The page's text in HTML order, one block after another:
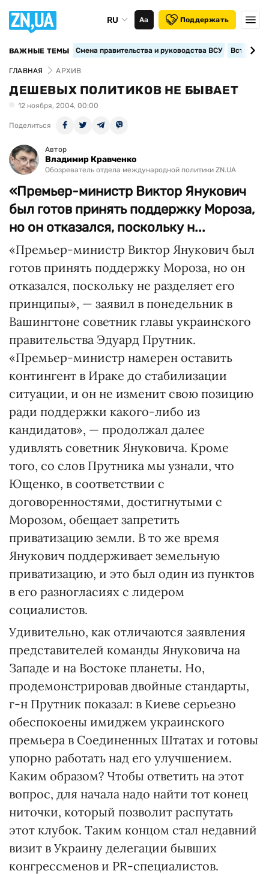
RU Аа Поддержать
ВАЖНЫЕ ТЕМЫ Смена правительства и руководства ВСУ
ГЛАВНАЯ АРХИВ
ДЕШЕВЫХ ПОЛИТИКОВ НЕ БЫВАЕТ
12 ноября, 2004, 00:00
Поделиться
Автор
Владимир Кравченко
Обозреватель отдела международной политики ZN.UA
«Премьер-министр Виктор Янукович
был готов принять поддержку Мороза,
но он отказался, поскольку н...
«Премьер-министр Виктор Янукович был
готов принять поддержку Мороза, но он
отказался, поскольку не разделяет его
принципы», — заявил в понедельник в
Вашингтоне советник главы украинского
правительства Эдуард Прутник.
«Премьер-министр намерен оставить
контингент в Ираке до стабилизации
ситуации, и он не изменит свою позицию
ради поддержки какого-либо из
кандидатов», — продолжал далее
удивлять советник Януковича. Кроме
того, со слов Прутника мы узнали, что
Ющенко, в соответствии с
договоренностями, достигнутыми с
Морозом, обещает запретить
приватизацию земли. В то же время
Янукович поддерживает земельную
приватизацию, и это был один из пунктов
в его разногласиях с лидером
социалистов.
Удивительно, как отличаются заявления
представителей команды Януковича на
Западе и на Востоке планеты. Но,
продемонстрировав двойные стандарты,
г-н Прутник показал: в Киеве серьезно
обеспокоены имиджем украинского
премьера в Соединенных Штатах и готовы
упорно работать над его улучшением.
Каким образом? Чтобы ответить на этот
вопрос, для начала надо найти тот конец
ниточки, который позволит распутать
этот клубок. Таким концом стал недавний
визит в Украину делегации бывших
конгрессменов и PR-специалистов.